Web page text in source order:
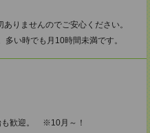
りませんのでご安心ください。
い時でも月10時間未満です。
歓迎。 ※10月～！